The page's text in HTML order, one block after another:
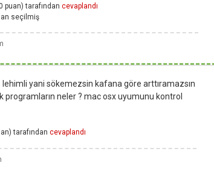
puan) tarafından cevaplandı
seçilmiş
yani sökemezsin kafana göre arttıramazsın
programların neler ? mac osx uyumunu kontrol
tarafından cevaplandı